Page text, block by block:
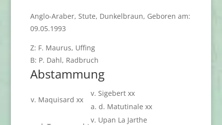
Anglo-Araber, Stute, Dunkelbraun, Geboren am:
09.05.1993
Z: F. Maurus, Uffing
B: P. Dahl, Radbruch
Abstammung
v. Maquisard xx
v. Sigebert xx
a. d. Matutinale xx
v. Upan La Jarthe